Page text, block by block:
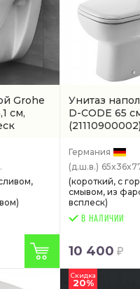
Grohe
см,
Унитаз
D-CODE 65
(21110900002)
Германия
(д.ш.в.)
(короткий, с
смывом, из
всплеск)
В НАЛИЧИИ
10 400
Скидка
20%